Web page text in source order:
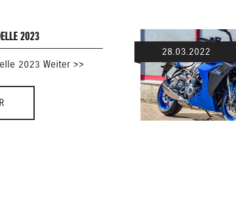
2023
2023 Weiter >>
28.03.2022